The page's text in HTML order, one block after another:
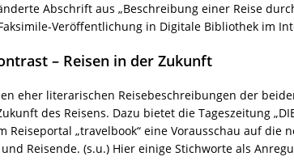
Abschrift aus „Beschreibung einer Reise
Faksimile-Veröffentlichung in Digitale Bibliothek im
– Reisen in der Zukunft
eher literarischen Reisebeschreibungen der
des Reisens. Dazu bietet die Tageszeitung
Reiseportal „travelbook“ eine Vorausschau auf
und Reisende. (s.u.) Hier einige Stichworte als